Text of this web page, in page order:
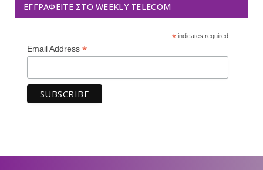
ΕΓΓΡΑΦΕΊΤΕ ΣΤΟ WEEKLY TELECOM
*indicates required
Email Address *